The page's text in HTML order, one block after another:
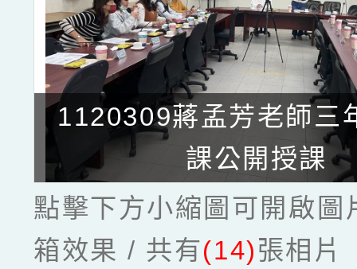
1120309蔣孟芳老師三
課公開授課
點擊下方小縮圖可開啟圖
箱效果 / 共有(14)張相片